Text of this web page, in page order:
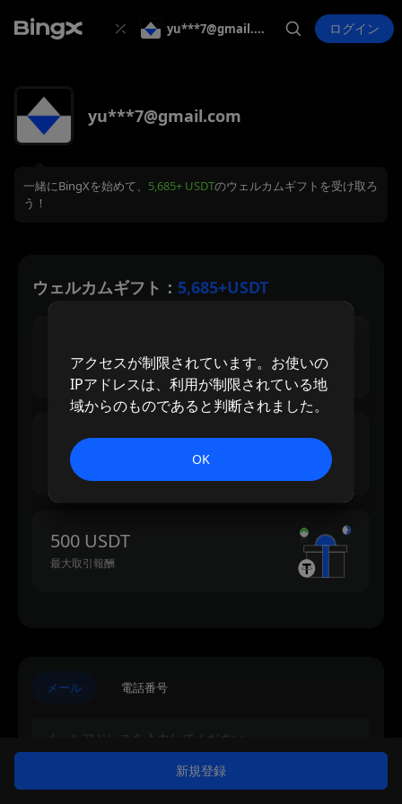
ログイン
yu***7@gmail.com
一緒にBingXを始めて、 5,685+ USDTのウェルカムギフトを受け取ろ
う！
ウェルカムギフト： 5,685+USDT
最大新規登録報酬
500 USDT
最大入金報酬
500 USDT
最大取引報酬
メール 電話番号
アクセスが制限されています。お使いの
IPアドレスは、利用が制限されている地
域からのものであると判断されました。
OK
新規登録